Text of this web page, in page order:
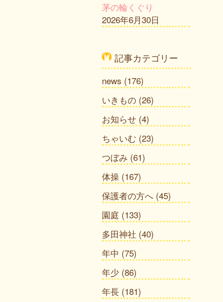
茅の輪くぐり
2026年6月30日
記事カテゴリー
news (176)
いきもの (26)
お知らせ (4)
ちゃいむ (23)
つぼみ (61)
体操 (167)
保護者の方へ (45)
園庭 (133)
多田神社 (40)
年中 (75)
年少 (86)
年長 (181)